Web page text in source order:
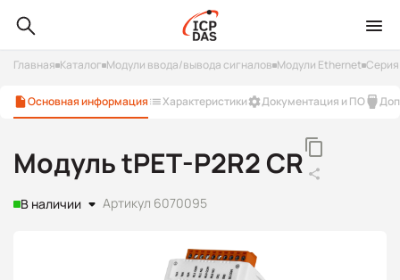
Главная Каталог Модули ввода/вывода сигналов Модули Ethernet Серия
Основная информация Характеристики Документация и ПО
Модуль tPET-P2R2 CR
В наличии Артикул 6070095